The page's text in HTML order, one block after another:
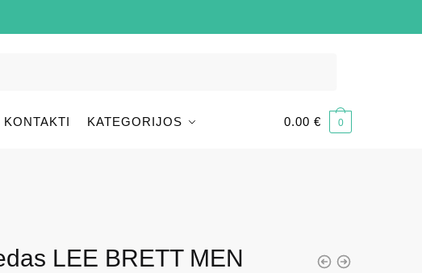
KONTAKTI KATEGORIJOS 0.00 € 0
LEE BRETT MEN